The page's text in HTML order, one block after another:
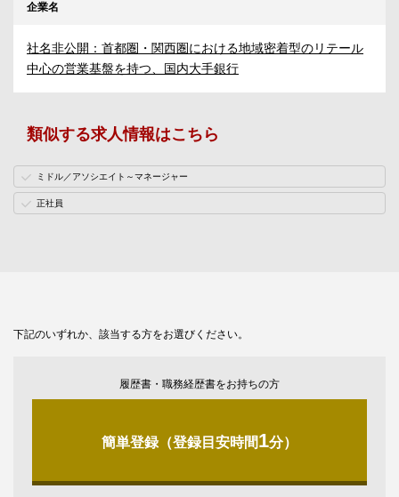
企業名
社名非公開：首都圏・関西圏における地域密着型のリテール
中心の営業基盤を持つ、国内大手銀行
類似する求人情報はこちら
ミドル／アソシエイト～マネージャー
正社員
下記のいずれか、該当する方をお選びください。
履歴書・職務経歴書をお持ちの方
簡単登録（登録目安時間1分）